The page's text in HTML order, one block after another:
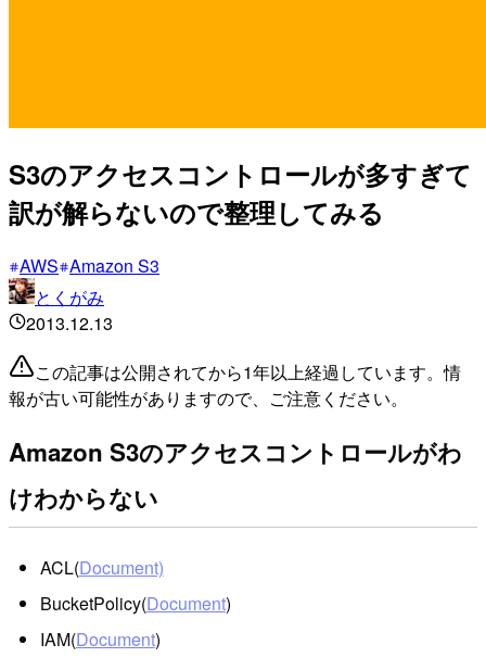
S3のアクセスコントロールが多すぎて
訳が解らないので整理してみる
AWS Amazon S3
とくがみ
2013.12.13
この記事は公開されてから1年以上経過しています。情
報が古い可能性がありますので、ご注意ください。
Amazon S3のアクセスコントロールがわ
けわからない
ACL(Document)
BucketPolicy(Document)
IAM(Document)